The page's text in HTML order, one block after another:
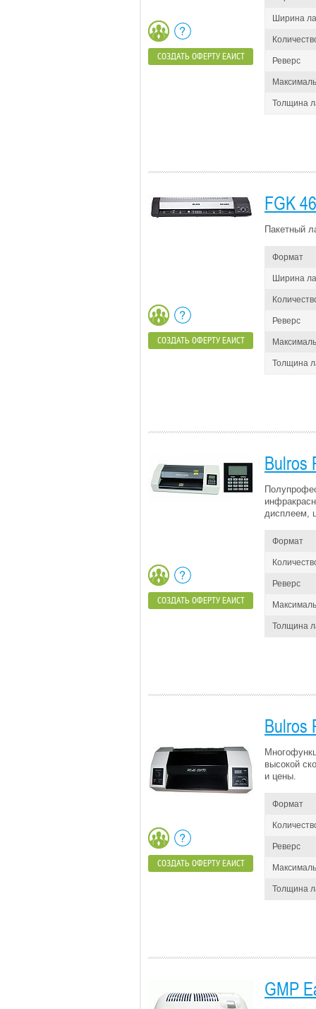
Ширина
Реверс
Толщина
СОЗДАТЬ ОФЕРТУ ЕАИСТ
FGK
Пакетный
Формат
Ширина
Реверс
Толщина
СОЗДАТЬ ОФЕРТУ ЕАИСТ
Bulros
дисплеем,
Формат
Реверс
Толщина
СОЗДАТЬ ОФЕРТУ ЕАИСТ
Bulros
высокой
и цены.
Формат
Реверс
Толщина
СОЗДАТЬ ОФЕРТУ ЕАИСТ
GMP